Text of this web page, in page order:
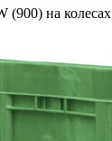
(900) на колесах